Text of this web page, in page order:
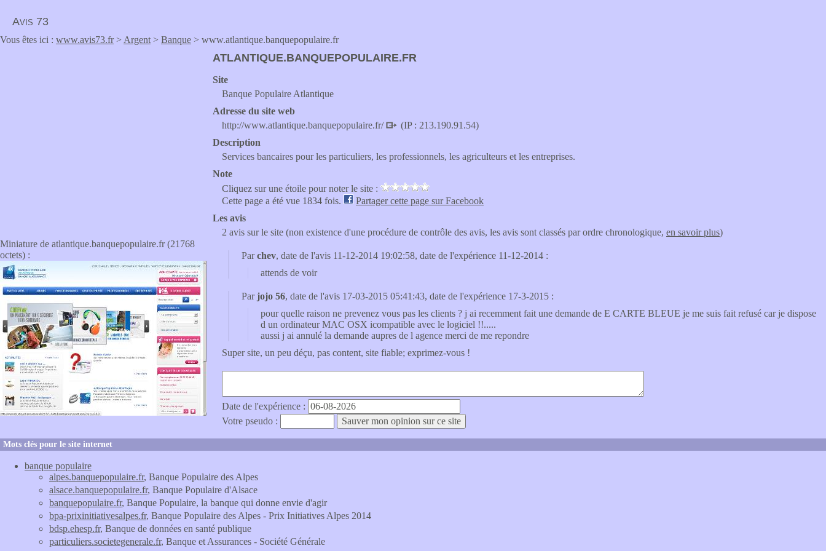
Avis 73
Vous êtes ici : www.avis73.fr> Argent > Banque > www.atlantique.banquepopulaire.fr
Miniature de atlantique.banquepopulaire.fr (21768
octets) :
ATLANTIQUE.BANQUEPOPULAIRE.FR
Site
Banque Populaire Atlantique
Adresse du site web
http://www.atlantique.banquepopulaire.fr/
(IP : 213.190.91.54)
Description
Services bancaires pour les particuliers, les professionnels, les agriculteurs et les entreprises.
Note
Cliquez sur une étoile pour noter le site :
Cette page a été vue 1834 fois.
Partager cette page sur Facebook
Les avis
2 avis sur le site (non existence d'une procédure de contrôle des avis, les avis sont classés par ordre chronologique, en savoir plus)
Parchev, date de l'avis 11-12-2014 19:02:58, date de l'expérience 11-12-2014 :
attends de voir
Parjojo 56, date de l'avis 17-03-2015 05:41:43, date de l'expérience 17-3-2015 :
pour quelle raison ne prevenez vous pas les clients ? j ai recemment fait une demande de E CARTE BLEUE je me suis fait refusé car je dispose
d un ordinateur MAC OSX icompatible avec le logiciel !!.....
aussi j ai annulé la demande aupres de l agence merci de me repondre
Super site, un peu déçu, pas content, site fiable; exprimez-vous !
Date de l'expérience :
Votre pseudo :
Mots clés pour le site internet
banque populaire
alpes.banquepopulaire.fr, Banque Populaire des Alpes
alsace.banquepopulaire.fr, Banque Populaire d'Alsace
banquepopulaire.fr, Banque Populaire, la banque qui donne envie d'agir
bpa-prixinitiativesalpes.fr, Banque Populaire des Alpes - Prix Initiatives Alpes 2014
bdsp.ehesp.fr, Banque de données en santé publique
particuliers.societegenerale.fr, Banque et Assurances - Société Générale